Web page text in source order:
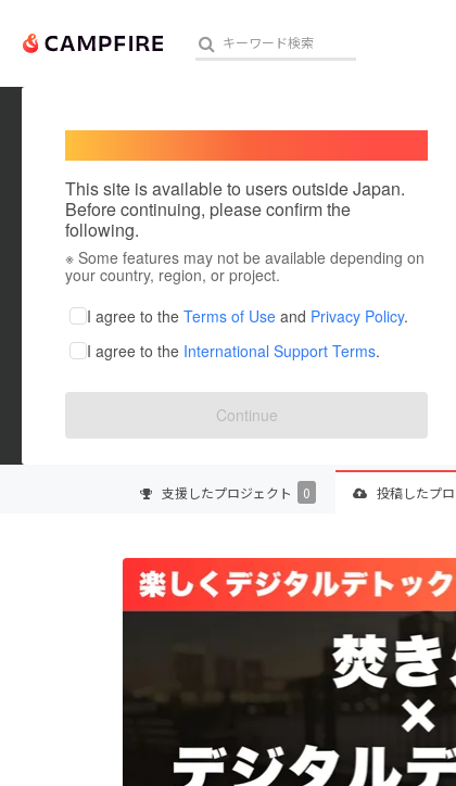
人気のプロジェクト 注
アート・写真
テクノロジー・ガジェット
映像・映画
ビジネス・起業
まちづくり・地域活性化
This site is available to users outside Japan.
Before continuing, please confirm the
following.
※ Some features may not be available depending on
your country, region, or project.
I agree to the Terms of Use and Privacy Policy.
I agree to the International Support Terms.
Continue
これま
出身国：日本
2024年10
と気軽に焚
lin.ee/
支援したプロジェクト 0 投稿したプ